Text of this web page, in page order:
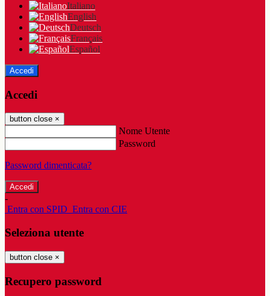
Italiano
English
Deutsch
Français
Español
Accedi
Accedi
button close ×
Nome Utente
Password
Password dimenticata?
-
Entra con SPID Entra con CIE
Seleziona utente
button close ×
Recupero password